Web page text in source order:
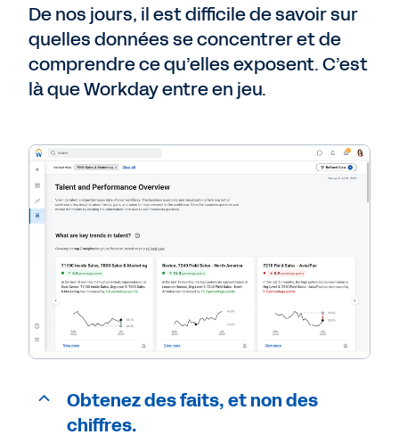
De nos jours, il est difficile de savoir sur
quelles données se concentrer et de
comprendre ce qu’elles exposent. C’est
là que Workday entre en jeu.
Obtenez des faits, et non des
chiffres.